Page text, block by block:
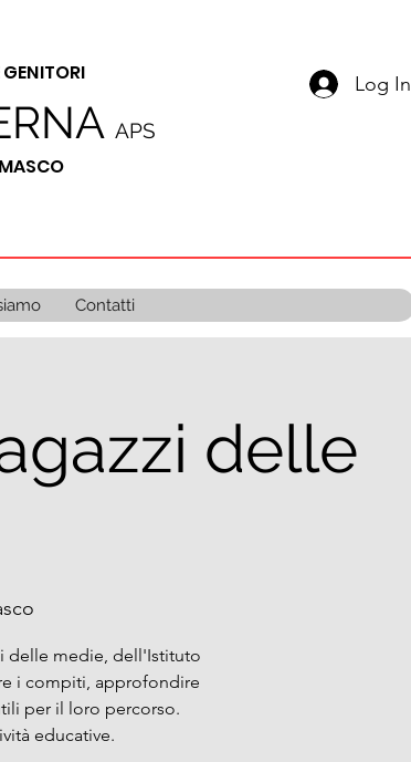
APS
Log In
Contatti
delle
delle medie, dell'Istituto
i compiti, approfondire
per il loro percorso.
educative.